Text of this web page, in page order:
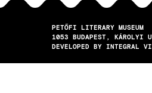
PETŐFI LITERARY MUSEUM
1053
BUDAPEST
KÁROLYI
DEVELOPED BY INTEGRAL